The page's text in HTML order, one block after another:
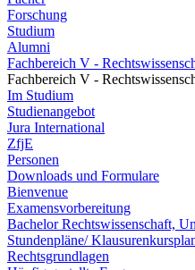
Forschung
Studium
Alumni
Fachbereich V -
Fachbereich V -
Im Studium
Studienangebot
Jura International
ZfjE
Personen
Downloads und Formulare
Bienvenue
Examensvorbereitung
Bachelor Rechtswissenschaft,
Stundenpläne/
Rechtsgrundlagen